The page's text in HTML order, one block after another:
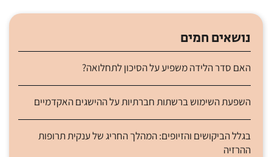
נושאים חמים
האם סדר הלידה משפיע על הסיכון לתחלואה?
השפעת השימוש ברשתות חברתיות על ההישגים האקדמיים
בגלל הביקושים והזיופים: המהלך החריג של ענקית תרופות
ההרזיה